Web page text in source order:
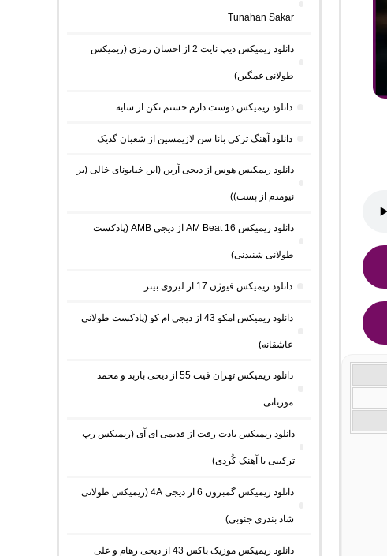
Tunahan Sakar
دانلود ریمیکس دیپ نایت 2 از احسان رمزی (ریمیکس
طولانی غمگین)
دانلود ریمیکس دوست دارم خستم نکن از سایه
دانلود آهنگ ترکی بانا سن لازیمسین از شعبان گدیک
دانلود ریمکیس هوس از دیجی آرین (این خیابونای خالی (بر
نیومدم از پست))
دانلود ریمیکس AM Beat 16 از دیجی AMB (پادکست
طولانی شنیدنی)
دانلود ریمیکس فیوژن 17 از لیروی بیتز
دانلود ریمیکس امکو 43 از دیجی ام کو (پادکست طولانی
عاشقانه)
دانلود ریمیکس تهران فیت 55 از دیجی باربد و محمد
موریانی
دانلود ریمیکس یادت رفت از قدیمی ای آی (ریمیکس رپ
ترکیبی با آهنک کُردی)
دانلود ریمیکس گمبرون 6 از دیجی 4A (ریمیکس طولانی
شاد بندری جنوبی)
دانلود ریمیکس موزیک باکس 43 از دیجی رهام و علی